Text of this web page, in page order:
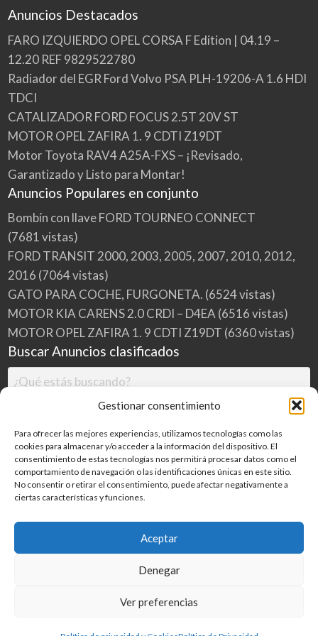
Gestionar consentimiento
Para ofrecer las mejores experiencias, utilizamos tecnologías como las
cookies para almacenar y/o acceder a la información del dispositivo. El
consentimiento de estas tecnologías nos permitirá procesar datos como el
comportamiento de navegación o las identificaciones únicas en este sitio.
No consentir o retirar el consentimiento, puede afectar negativamente a
ciertas características y funciones.
Aceptar
Denegar
Ver preferencias
Anuncios Destacados
FARO IZQUIERDO OPEL CORSA F Edition | 04.19 –
12.20 REF 9829522780
Radiador del EGR Ford Volvo PSA PLH-19206-A 1.6 HDI
TDCI
CATALIZADOR FORD FOCUS 2.5T 20V ST
MOTOR OPEL ZAFIRA 1. 9 CDTI Z19DT
Motor Toyota RAV4 A25A-FXS – ¡Revisado,
Garantizado y Listo para Montar!
Anuncios Populares en conjunto
Bombín con llave FORD TOURNEO CONNECT
(7681 vistas)
FORD TRANSIT 2000, 2003, 2005, 2007, 2010, 2012,
2016 (7064 vistas)
GATO PARA COCHE, FURGONETA. (6524 vistas)
MOTOR KIA CARENS 2.0 CRDI – D4EA (6516 vistas)
MOTOR OPEL ZAFIRA 1. 9 CDTI Z19DT (6360 vistas)
Buscar Anuncios clasificados